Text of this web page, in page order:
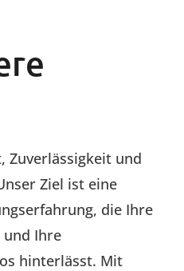
Zuverlässigkeit und
Ziel ist eine
die Ihre
Ihre
hinterlässt. Mit